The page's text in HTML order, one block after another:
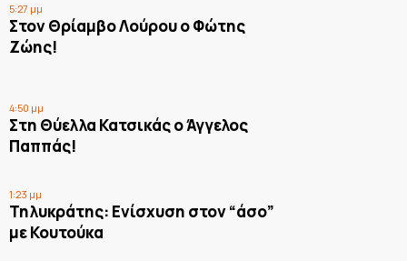
5:27 μμ
Στον Θρίαμβο Λούρου ο Φώτης
Ζώης!
4:50 μμ
Στη Θύελλα Κατσικάς ο Άγγελος
Παππάς!
1:23 μμ
Τηλυκράτης: Ενίσχυση στον “άσο”
με Κουτούκα